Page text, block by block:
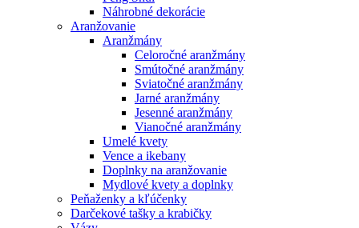
Náhrobné dekorácie
Aranžovanie
Aranžmány
Celoročné aranžmány
Smútočné aranžmány
Sviatočné aranžmány
Jarné aranžmány
Jesenné aranžmány
Vianočné aranžmány
Umelé kvety
Vence a ikebany
Doplnky na aranžovanie
Mydlové kvety a doplnky
Peňaženky a kľúčenky
Darčekové tašky a krabičky